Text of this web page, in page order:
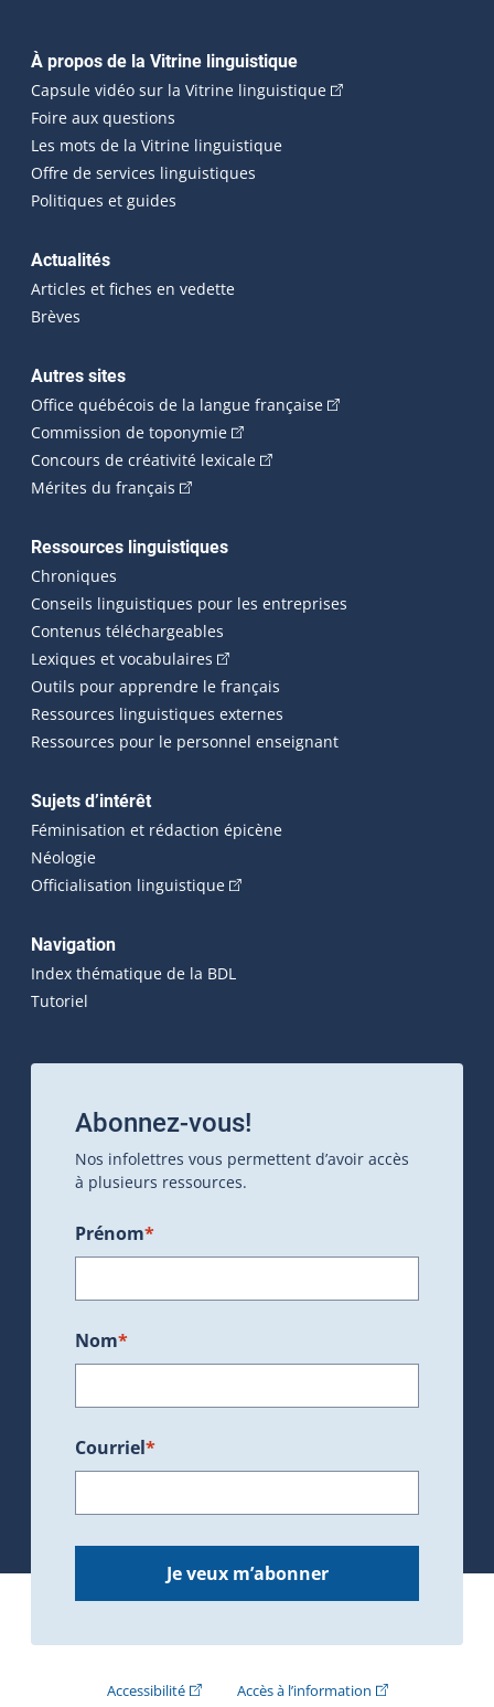
Navigation principale
À propos de la Vitrine linguistique
Capsule vidéo sur la Vitrine linguistique(Cet hyperlien
Foire aux questions
Les mots de la Vitrine linguistique
Offre de services linguistiques
Politiques et guides
Actualités
Articles et fiches en vedette
Brèves
Autres sites
Office québécois de la langue française(Cet hyperlien
Commission de toponymie(Cet hyperlien externe s'ouvrira
Concours de créativité lexicale(Cet hyperlien externe
Mérites du français (Cet hyperlien externe s'ouvrira dans une
Ressources linguistiques
Chroniques
Conseils linguistiques pour les entreprises
Contenus téléchargeables
Lexiques et vocabulaires (Cet hyperlien externe s'ouvrira
Outils pour apprendre le français
Ressources linguistiques externes
Ressources pour le personnel enseignant
Sujets d’intérêt
Féminisation et rédaction épicène
Néologie
Officialisation linguistique(Cet hyperlien externe s'ouvrira
Navigation
Index thématique de la BDL
Tutoriel
Abonnez-vous!
Nos infolettres vous permettent d’avoir accès
à plusieurs ressources.
Prénom*
Nom*
Courriel*
Je veux m’abonner
Accessibilité(Cet hyperlien externe s'ouvrira dans une
Accès à l’information(Cet hyperlien